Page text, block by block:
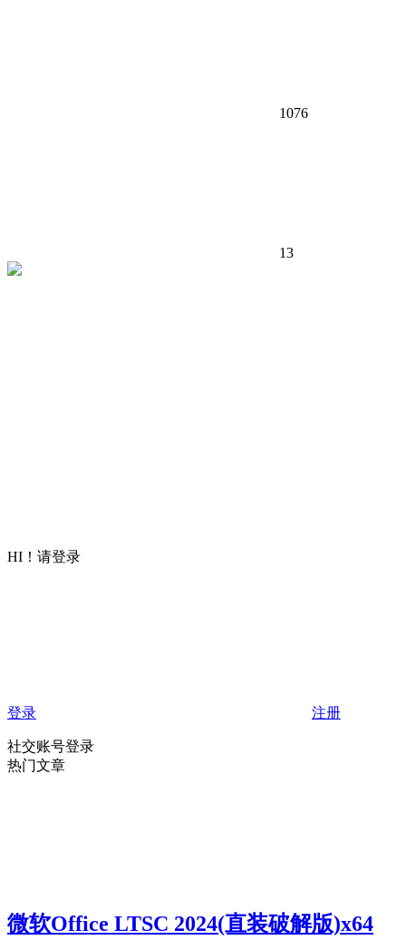
1076
13
HI！请登录
登录 注册
社交账号登录
热门文章
微软Office LTSC 2024(直装破解版)x64